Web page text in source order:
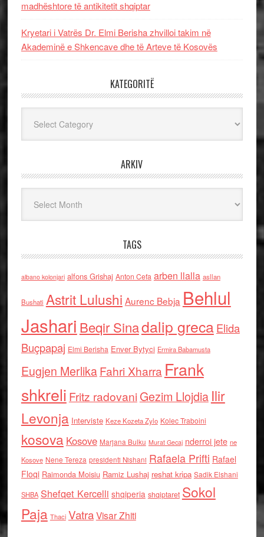
madhështore të antikitetit shqiptar
Kryetari i Vatrës Dr. Elmi Berisha zhvilloi takim në
Akademinë e Shkencave dhe të Arteve të Kosovës
KATEGORITË
ARKIV
TAGS
albano kolonjari alfons Grishaj Anton Cefa arben llalla asllan
Bushati Astrit Lulushi Aurenc Bebja Behlul
Jashari Beqir Sinadalip grecaElida
Buçpapaj Elmi Berisha Enver Bytyci Ermira Babamusta
Eugjen MerlikaFahri Xharra Frank
shkreli Fritz radovaniGezim Llojdia Ilir
Levonja Interviste Keze Kozeta Zylo Kolec Traboini
kosova Kosove Marjana Bulku Murat Gecaj nderroi jete ne
Kosove Nene Tereza presidenti Nishani Rafaela Prifti Rafael
Floqi Raimonda Moisiu Ramiz Lushaj reshat kripa Sadik Elshani
SHBA Shefqet Kercelli shqiperia shqiptaret Sokol
Paja Thaci VatraVisar Zhiti